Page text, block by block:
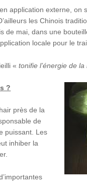
application externe, on
les Chinois
de mai, dans une
locale pour le
«tonifie l’énergie de la
?
près de la
de
puissant. Les
inhiber la